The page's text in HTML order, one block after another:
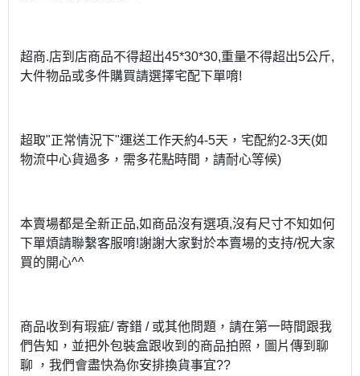
超商.店到店商品不得超出45*30*30,重量不得超出5公斤,
大件物品或多件購買請選擇宅配下單唷!
超取"正常情況下"運送工作天約4-5天，宅配約2-3天(如
物流中心貨過多，需多花點時間，請耐心等候)
本賣場都是全新正品,如商品沒有選項,沒有尺寸不知如何
下單煩請聯繫客服唷!謝謝大家對於本賣場的支持/祝大家
買的開心^^
商品收到有瑕疵/ 寄錯 / 或其他問題，請在第一時間跟我
們告知，並把外包裝盒跟收到的商品拍照，圖片傳到聊
聊 ，我們會盡快為你安排換貨事宜??